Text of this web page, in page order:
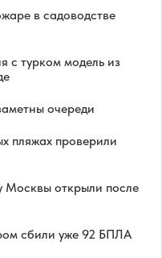
в садоводстве
с турком модель из
очереди
пляжах проверили
Москвы открыли после
сбили уже 92 БПЛА